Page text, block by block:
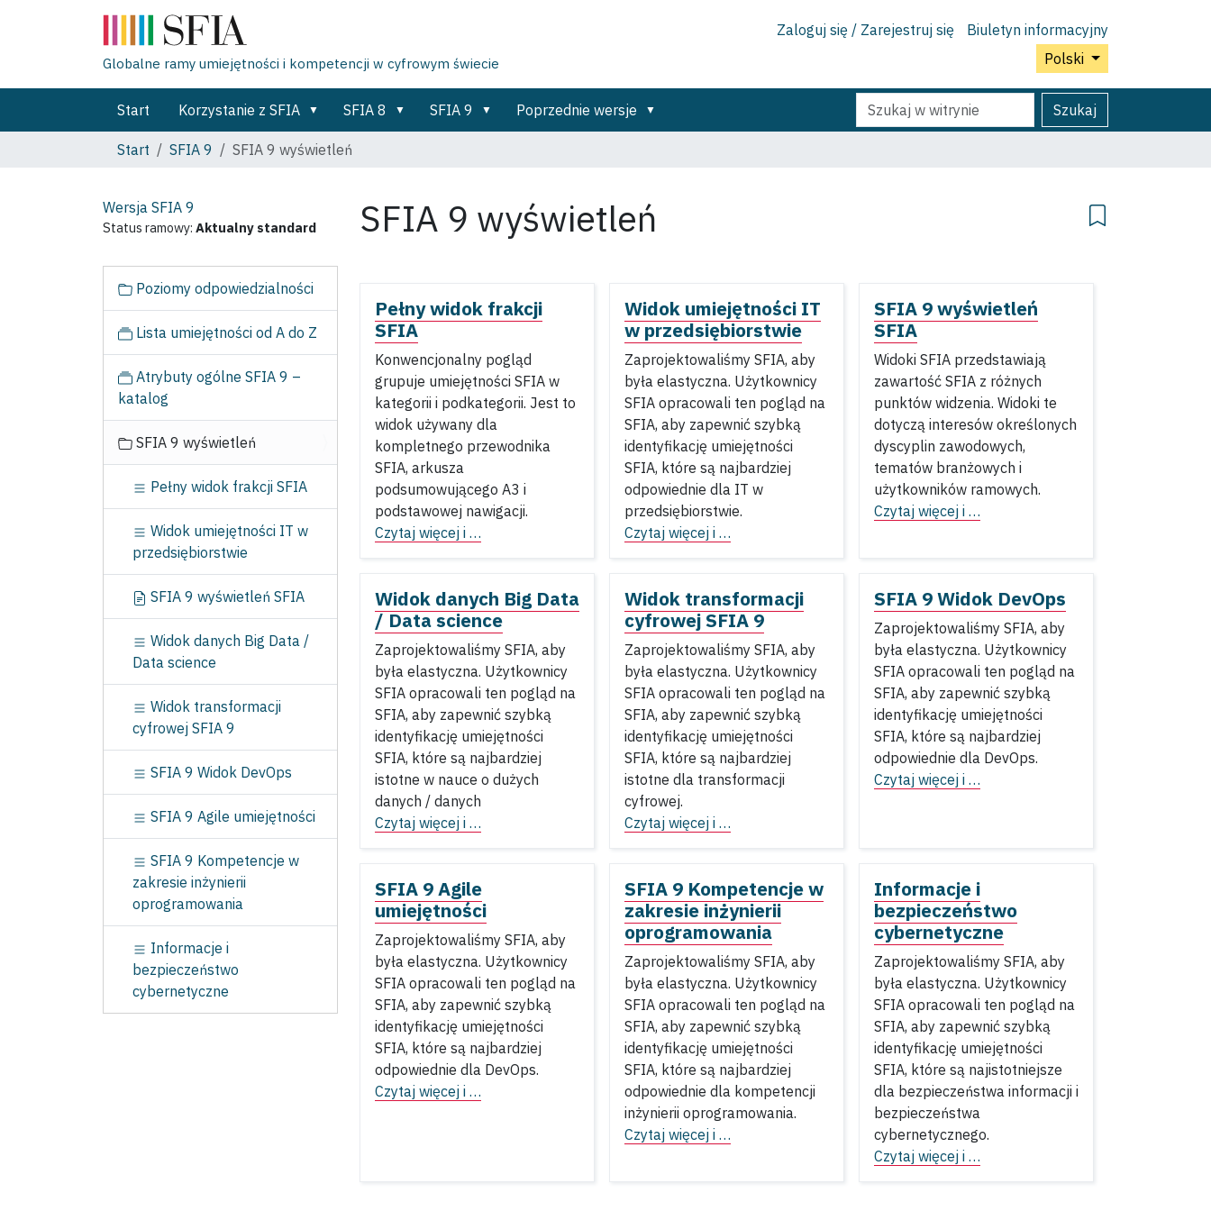
Zaloguj się / Zarejestruj się
Biuletyn informacyjny
Polski
Globalne ramy umiejętności i kompetencji w cyfrowym świecie
Start Korzystanie z SFIA SFIA 8 SFIA 9 Poprzednie wersje Szukaj Szukaj
Wyszukiwanie
Zaawansowane...
Start
SFIA 9 SFIA 9 wyświetleń
SFIA 9 wyświetleń
Pełny widok frakcji
SFIA
Konwencjonalny pogląd
grupuje umiejętności SFIA w
kategorii i podkategorii. Jest to
widok używany dla
kompletnego przewodnika
SFIA, arkusza
podsumowującego A3 i
podstawowej nawigacji.
Czytaj więcej i …
Widok umiejętności IT
w przedsiębiorstwie
Zaprojektowaliśmy SFIA, aby
była elastyczna. Użytkownicy
SFIA opracowali ten pogląd na
SFIA, aby zapewnić szybką
identyfikację umiejętności
SFIA, które są najbardziej
odpowiednie dla IT w
przedsiębiorstwie.
Czytaj więcej i …
SFIA 9 wyświetleń
SFIA
Widoki SFIA przedstawiają
zawartość SFIA z różnych
punktów widzenia. Widoki te
dotyczą interesów określonych
dyscyplin zawodowych,
tematów branżowych i
użytkowników ramowych.
Czytaj więcej i …
Widok danych Big Data
/ Data science
Zaprojektowaliśmy SFIA, aby
była elastyczna. Użytkownicy
SFIA opracowali ten pogląd na
SFIA, aby zapewnić szybką
identyfikację umiejętności
SFIA, które są najbardziej
istotne w nauce o dużych
danych / danych
Czytaj więcej i …
Widok transformacji
cyfrowej SFIA 9
Zaprojektowaliśmy SFIA, aby
była elastyczna. Użytkownicy
SFIA opracowali ten pogląd na
SFIA, aby zapewnić szybką
identyfikację umiejętności
SFIA, które są najbardziej
istotne dla transformacji
cyfrowej.
Czytaj więcej i …
SFIA 9 Widok DevOps
Zaprojektowaliśmy SFIA, aby
była elastyczna. Użytkownicy
SFIA opracowali ten pogląd na
SFIA, aby zapewnić szybką
identyfikację umiejętności
SFIA, które są najbardziej
odpowiednie dla DevOps.
Czytaj więcej i …
SFIA 9 Agile
umiejętności
Zaprojektowaliśmy SFIA, aby
była elastyczna. Użytkownicy
SFIA opracowali ten pogląd na
SFIA, aby zapewnić szybką
identyfikację umiejętności
SFIA, które są najbardziej
odpowiednie dla DevOps.
Czytaj więcej i …
SFIA 9 Kompetencje w
zakresie inżynierii
oprogramowania
Zaprojektowaliśmy SFIA, aby
była elastyczna. Użytkownicy
SFIA opracowali ten pogląd na
SFIA, aby zapewnić szybką
identyfikację umiejętności
SFIA, które są najbardziej
odpowiednie dla kompetencji
inżynierii oprogramowania.
Czytaj więcej i …
Informacje i
bezpieczeństwo
cybernetyczne
Zaprojektowaliśmy SFIA, aby
była elastyczna. Użytkownicy
SFIA opracowali ten pogląd na
SFIA, aby zapewnić szybką
identyfikację umiejętności
SFIA, które są najistotniejsze
dla bezpieczeństwa informacji i
bezpieczeństwa
cybernetycznego.
Czytaj więcej i …
Wersja SFIA 9
Status ramowy: Aktualny standard
Poziomy odpowiedzialności
Lista umiejętności od A do Z
Atrybuty ogólne SFIA 9 –
katalog
SFIA 9 wyświetleń
Pełny widok frakcji SFIA
Widok umiejętności IT w
przedsiębiorstwie
SFIA 9 wyświetleń SFIA
Widok danych Big Data /
Data science
Widok transformacji
cyfrowej SFIA 9
SFIA 9 Widok DevOps
SFIA 9 Agile umiejętności
SFIA 9 Kompetencje w
zakresie inżynierii
oprogramowania
Informacje i
bezpieczeństwo
cybernetyczne